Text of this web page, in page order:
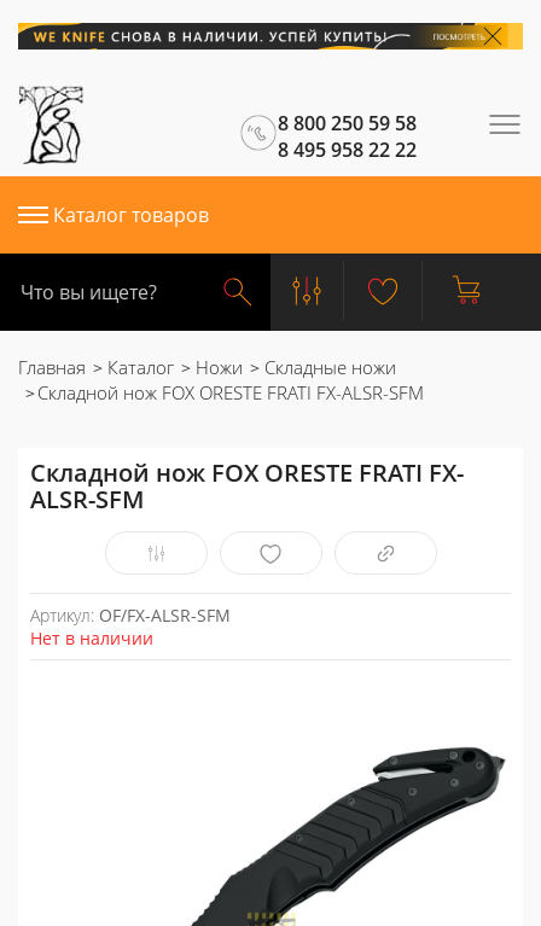
8 800 250 59 58
8 495 958 22 22
Каталог товаров
Главная Каталог Ножи
Складные ножи
Складной нож FOX ORESTE FRATI FX-ALSR-SFM
Складной нож FOX ORESTE FRATI FX-
ALSR-SFM
Артикул: OF/FX-ALSR-SFM
Нет в наличии